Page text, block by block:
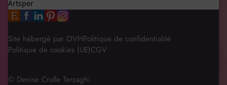
Artsper
Site hébergé par OVHPolitique de confidentialité
Politique de cookies (UE)CGV
© Denise Crolle Terzaghi